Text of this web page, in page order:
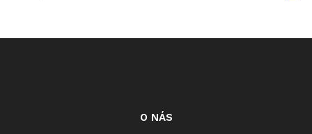
O NÁS